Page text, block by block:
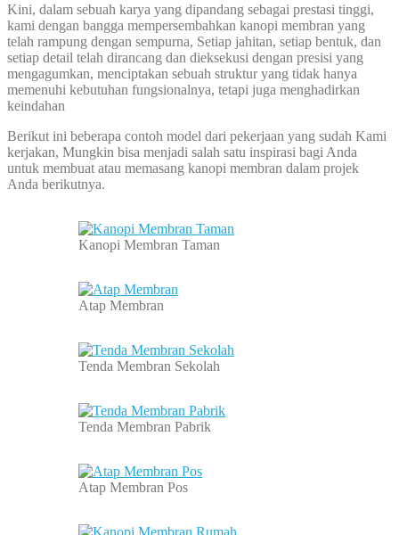
Kini, dalam sebuah karya yang dipandang sebagai prestasi tinggi,
kami dengan bangga mempersembahkan kanopi membran yang
telah rampung dengan sempurna, Setiap jahitan, setiap bentuk, dan
setiap detail telah dirancang dan dieksekusi dengan presisi yang
mengagumkan, menciptakan sebuah struktur yang tidak hanya
memenuhi kebutuhan fungsionalnya, tetapi juga menghadirkan
keindahan
Berikut ini beberapa contoh model dari pekerjaan yang sudah Kami
kerjakan, Mungkin bisa menjadi salah satu inspirasi bagi Anda
untuk membuat atau memasang kanopi membran dalam projek
Anda berikutnya.
Kanopi Membran Taman
Atap Membran
Tenda Membran Sekolah
Tenda Membran Pabrik
Atap Membran Pos